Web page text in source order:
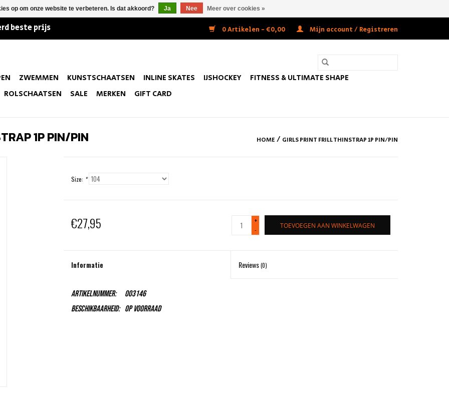
beste prijs 0 Artikelen - €0,00 Mijn account / Registreren
ZWEMMEN KUNSTSCHAATSEN INLINE SKATES IJSHOCKEY
FITNESS & ULTIMATE SHAPE
ROLSCHAATSEN
SALE MERKEN GIFT CARD
1P PIN/PIN HOME / GIRLS PRINT FRILL THINSTRAP 1P PIN/PIN
Size: *
€27,95
+
-
TOEVOEGEN AAN WINKELWAGEN
Informatie Reviews(0)
Artikelnummer:
003146
Beschikbaarheid: Op voorraad
op om onze website te verbeteren. Is dat akkoord? Ja Nee Meer over cookies »